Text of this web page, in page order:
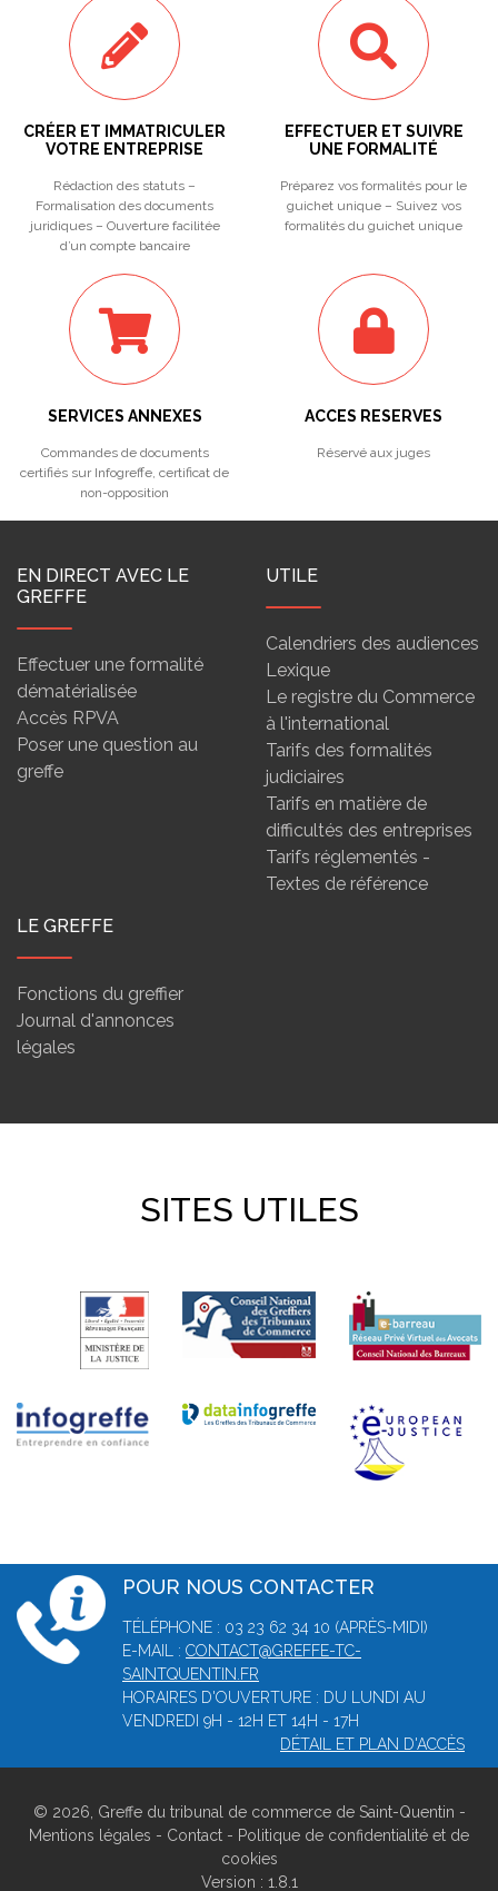
CRÉER ET IMMATRICULER
VOTRE ENTREPRISE
Rédaction des statuts –
Formalisation des documents
juridiques – Ouverture facilitée
d’un compte bancaire
EFFECTUER ET SUIVRE
UNE FORMALITÉ
Préparez vos formalités pour le
guichet unique – Suivez vos
formalités du guichet unique
SERVICES ANNEXES
Commandes de documents
certifiés sur Infogreffe, certificat de
non-opposition
ACCES RESERVES
Réservé aux juges
EN DIRECT AVEC LE
GREFFE
Effectuer une formalité
dématérialisée
Accès RPVA
Poser une question au
greffe
UTILE
Calendriers des audiences
Lexique
Le registre du Commerce
à l'international
Tarifs des formalités
judiciaires
Tarifs en matière de
difficultés des entreprises
Tarifs réglementés -
Textes de référence
LE GREFFE
Fonctions du greffier
Journal d'annonces
légales
SITES UTILES
POUR NOUS CONTACTER
TÉLÉPHONE : 03 23 62 34 10 (APRÈS-MIDI)
E-MAIL : CONTACT@GREFFE-TC-
SAINTQUENTIN.FR
HORAIRES D'OUVERTURE : DU LUNDI AU
VENDREDI 9H - 12H ET 14H - 17H
DÉTAIL ET PLAN D'ACCÈS
© 2026, Greffe du tribunal de commerce de Saint-Quentin -
Mentions légales - Contact - Politique de confidentialité et de
cookies
Version : 1.8.1